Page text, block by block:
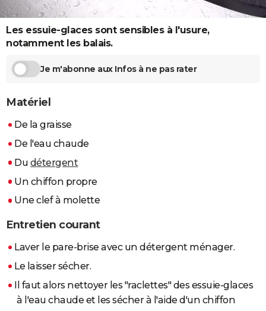
Destinations
City break
Voyage nature
Voyage de noces
Forum
Climat
+PHOTO
GUIDES D'ACHAT
BONS PLANS
Carte de Noël
Carte Bonne année
Carte Saint-Valentin
Carte Pâques
Carte d'anniversaire
Dictionnaire
Biographies
Citations
Expressions
Proverbes
COPAINS D'AVANT
S'inscrire
Se connecter
Lycées
Collèges
Primaires
Universités
Entreprises
Service militaire
Avis de recherche
AVIS DE DÉCÈS
Bricolage
Lifestyle
Culture
Sport
Auto
Television
Voyage
Cinema
Les essuie-glaces sont sensibles à l'usure,
notamment les balais.
Je m'abonne aux Infos à ne pas rater
Matériel
De la graisse
De l'eau chaude
Du détergent
Un chiffon propre
Une clef à molette
Entretien courant
Laver le pare-brise avec un détergent ménager.
Le laisser sécher.
Il faut alors nettoyer les "raclettes" des essuie-glaces
à l'eau chaude et les sécher à l'aide d'un chiffon